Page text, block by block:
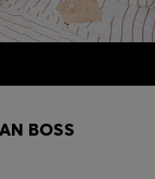
BOSS